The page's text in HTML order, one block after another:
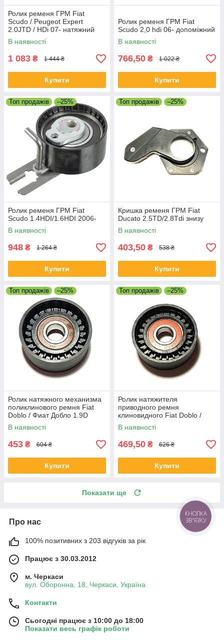
Ролик ременя ГРМ Fiat
Scudo / Peugeot Expert
2.0JTD / HDi 07- натяжний
60х29
В наявності
1 083 ₴ 1 444 ₴
Купити
Ролик ременя ГРМ Fiat
Scudo 2,0 hdi 06- допоміжний
В наявності
766,50 ₴ 1 022 ₴
Купити
Топ продажів –25%
Ролик ременя ГРМ Fiat
Scudo 1.4HDI/1.6HDI 2006-
В наявності
948 ₴ 1 264 ₴
Купити
Топ продажів –25%
Кришка ременя ГРМ Fiat
Ducato 2.5TD/2.8Tdi знизу
В наявності
403,50 ₴ 538 ₴
Купити
Топ продажів –25%
Ролик натяжного механизма
поликлинового ремня Fiat
Doblo / Фиат Добло 1.9D
17x65x29
В наявності
453 ₴ 604 ₴
Купити
Топ продажів –25%
Ролик натяжителя
приводного ремня
клиновидного Fiat Doblo /
Фиат Добло 1.3 MJET
В наявності
469,50 ₴ 626 ₴
Купити
Показати ще
Про нас
100% позитивних з 203 відгуків за рік
Працює з 30.03.2012
м. Черкаси
вул. Оборонна, 18, Черкаси, Україна
Контакти
Сьогодні працює з 10:00 до 18:00
Показати весь графік роботи
КНОПКА
ЗВ'ЯЗКУ